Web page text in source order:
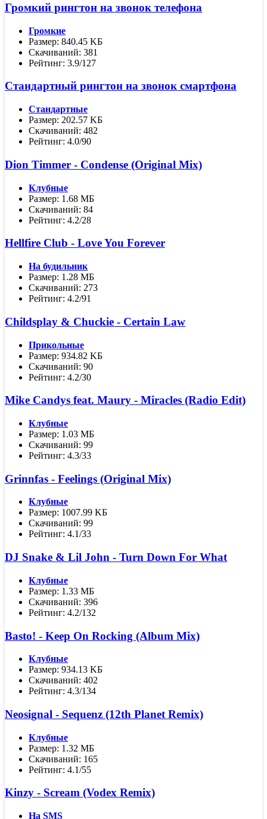
Громкий рингтон на звонок телефона
Громкие
Размер: 840.45 KБ
Скачиваний: 381
Рейтинг: 3.9/127
Стандартный рингтон на звонок смартфона
Стандартные
Размер: 202.57 KБ
Скачиваний: 482
Рейтинг: 4.0/90
Dion Timmer - Condense (Original Mix)
Клубные
Размер: 1.68 МБ
Скачиваний: 84
Рейтинг: 4.2/28
Hellfire Club - Love You Forever
На будильник
Размер: 1.28 МБ
Скачиваний: 273
Рейтинг: 4.2/91
Childsplay & Chuckie - Certain Law
Прикольные
Размер: 934.82 KБ
Скачиваний: 90
Рейтинг: 4.2/30
Mike Candys feat. Maury - Miracles (Radio Edit)
Клубные
Размер: 1.03 МБ
Скачиваний: 99
Рейтинг: 4.3/33
Grinnfas - Feelings (Original Mix)
Клубные
Размер: 1007.99 KБ
Скачиваний: 99
Рейтинг: 4.1/33
DJ Snake & Lil John - Turn Down For What
Клубные
Размер: 1.33 МБ
Скачиваний: 396
Рейтинг: 4.2/132
Basto! - Keep On Rocking (Album Mix)
Клубные
Размер: 934.13 KБ
Скачиваний: 402
Рейтинг: 4.3/134
Neosignal - Sequenz (12th Planet Remix)
Клубные
Размер: 1.32 МБ
Скачиваний: 165
Рейтинг: 4.1/55
Kinzy - Scream (Vodex Remix)
На SMS